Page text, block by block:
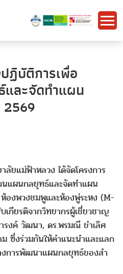
ฏิบัติการเพื่อ
ละจัดทำแผน
ลัยแม่ฟ้าหลวง ได้จัดโครงการ
แผนกลยุทธ์และจัดทำแผน
งพวงชมพูและห้องพู่ระหง (M-
กียรติจากวิทยากรผู้เชี่ยวชาญ
รงค์ วัฒนา, ดร.พรมณี ขำเลิศ
ซึ่งร่วมกันให้คำแนะนำและแลก
การพัฒนาแผนกลยุทธ์ของสำ